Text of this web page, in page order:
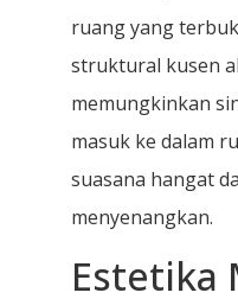
ruang yang
struktural kusen
memungkinkan
masuk ke dalam
suasana hangat
menyenangkan.
Estetika